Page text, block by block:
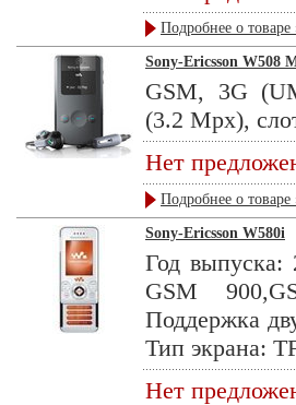
Подробнее о товаре
Sony-Ericsson W508
GSM, 3G
(3.2 Mpx),
Нет
Подробнее о товаре
Sony-Ericsson W580i
Год выпуска:
GSM
Поддержка
Тип экрана:
Нет